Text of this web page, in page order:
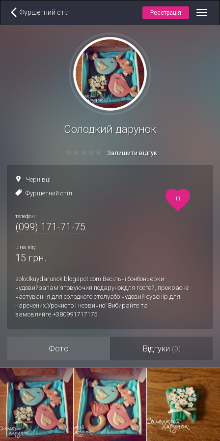
Фуршетний стіл Реєстрація
Солодкий дарунок
Залишити відгук
Чернівці
Фуршетний стіл
телефон:
(099) 171-71-75
ціна від:
15 грн.
solodkuydarunok.blogspot.com Весільні бонбоньєрки-
чудовийзапам'ятовуючий подарунокдля гостей, прекрасне
частування для солодкого столуабо чудовий сувенір для
наречених.Урочисто і незвично! Вибирайте та
замовляйте.+380991717175
0
Фото Відгуки (0)